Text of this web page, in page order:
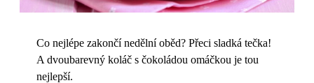
Co nejlépe zakončí nedělní oběd? Přeci sladká tečka!
A dvoubarevný koláč s čokoládou omáčkou je tou
nejlepší.